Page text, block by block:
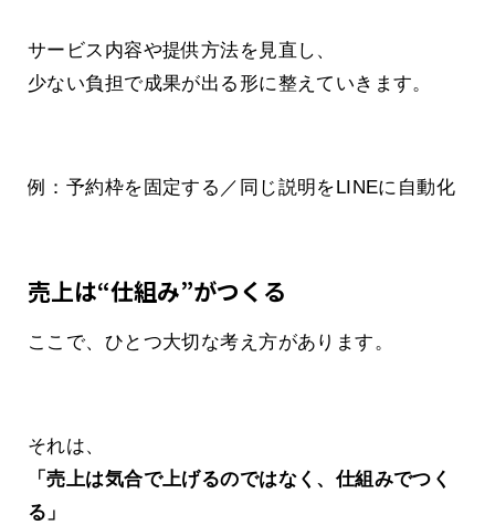
サービス内容や提供方法を見直し、
少ない負担で成果が出る形に整えていきます。
例：予約枠を固定する／同じ説明をLINEに自動化
売上は“仕組み”がつくる
ここで、ひとつ大切な考え方があります。
それは、
「売上は気合で上げるのではなく、仕組みでつく
る」